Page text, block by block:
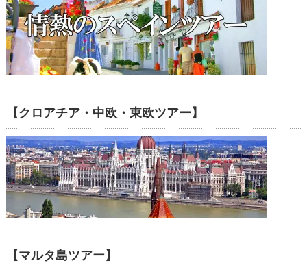
【クロアチア・中欧・東欧ツアー】
【マルタ島ツアー】